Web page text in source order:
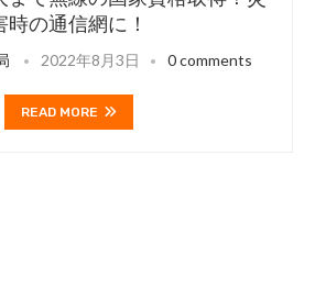
時の通信網に！
2022年8月3日 0 comments
READ MORE